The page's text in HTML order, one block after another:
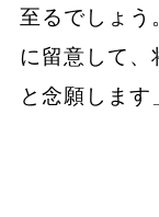
至るでしょう
に留意して、
と念願します